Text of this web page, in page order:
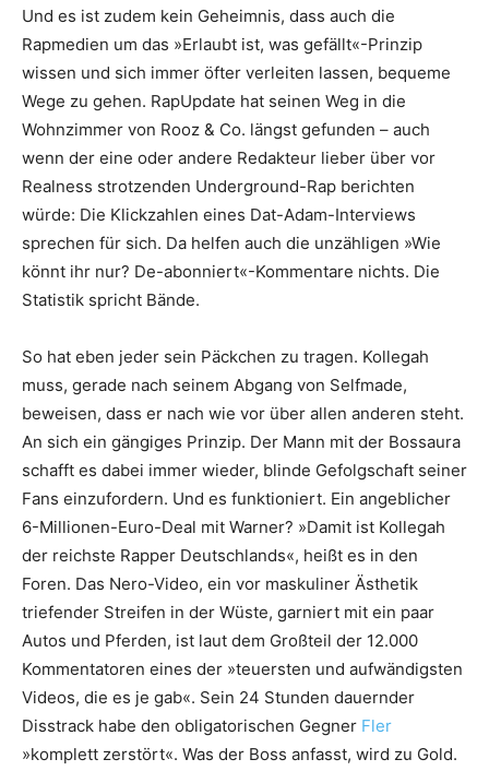
Und es ist zudem kein Geheimnis, dass auch die
Rapmedien um das »Erlaubt ist, was gefällt«-Prinzip
wissen und sich immer öfter verleiten lassen, bequeme
Wege zu gehen. RapUpdate hat seinen Weg in die
Wohnzimmer von Rooz & Co. längst gefunden – auch
wenn der eine oder andere Redakteur lieber über vor
Realness strotzenden Underground-Rap berichten
würde: Die Klickzahlen eines Dat-Adam-Interviews
sprechen für sich. Da helfen auch die unzähligen »Wie
könnt ihr nur? De-abonniert«-Kommentare nichts. Die
Statistik spricht Bände.
So hat eben jeder sein Päckchen zu tragen. Kollegah
muss, gerade nach seinem Abgang von Selfmade,
beweisen, dass er nach wie vor über allen anderen steht.
An sich ein gängiges Prinzip. Der Mann mit der Bossaura
schafft es dabei immer wieder, blinde Gefolgschaft seiner
Fans einzufordern. Und es funktioniert. Ein angeblicher
6-Millionen-Euro-Deal mit Warner? »Damit ist Kollegah
der reichste Rapper Deutschlands«, heißt es in den
Foren. Das Nero-Video, ein vor maskuliner Ästhetik
triefender Streifen in der Wüste, garniert mit ein paar
Autos und Pferden, ist laut dem Großteil der 12.000
Kommentatoren eines der »teuersten und aufwändigsten
Videos, die es je gab«. Sein 24 Stunden dauernder
Disstrack habe den obligatorischen Gegner Fler
»komplett zerstört«. Was der Boss anfasst, wird zu Gold.